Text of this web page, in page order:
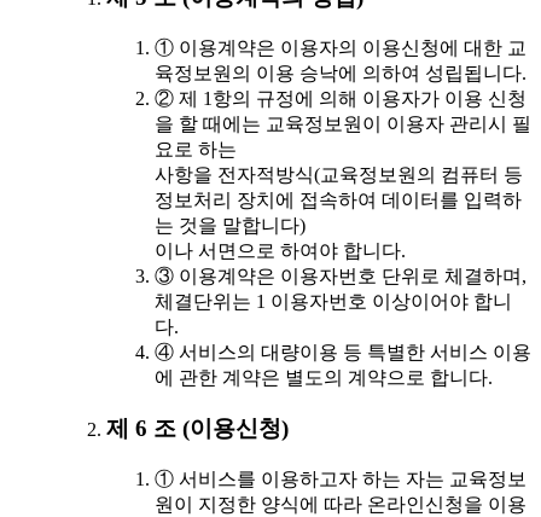
① 이용계약은 이용자의 이용신청에 대한 교
육정보원의 이용 승낙에 의하여 성립됩니다.
② 제 1항의 규정에 의해 이용자가 이용 신청
을 할 때에는 교육정보원이 이용자 관리시 필
요로 하는
사항을 전자적방식(교육정보원의 컴퓨터 등
정보처리 장치에 접속하여 데이터를 입력하
는 것을 말합니다)
이나 서면으로 하여야 합니다.
③ 이용계약은 이용자번호 단위로 체결하며,
체결단위는 1 이용자번호 이상이어야 합니
다.
④ 서비스의 대량이용 등 특별한 서비스 이용
에 관한 계약은 별도의 계약으로 합니다.
제 6 조 (이용신청)
① 서비스를 이용하고자 하는 자는 교육정보
원이 지정한 양식에 따라 온라인신청을 이용